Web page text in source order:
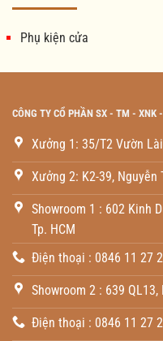
Phụ kiện cửa
CÔNG TY CỔ PHẦN SX - TM - XNK
Xưởng 1: 35/T2 Vườn
Xưởng 2: K2-39, Nguyễn
Showroom 1 : 602 Kinh
Tp. HCM
Điện thoại : 0846 11 27
Showroom 2 : 639
Điện thoại : 0846 11 27